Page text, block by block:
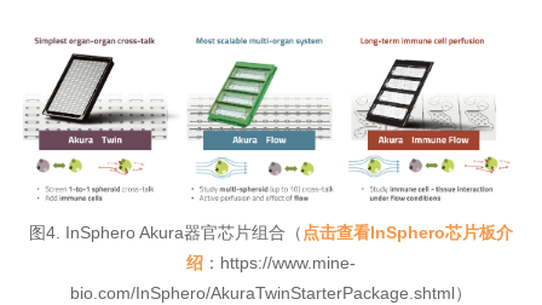
图4. InSphero Akura器官芯片组合（点击查看InSphero芯片板介
绍 ：https://www.mine-
bio.com/InSphero/AkuraTwinStarterPackage.shtml）